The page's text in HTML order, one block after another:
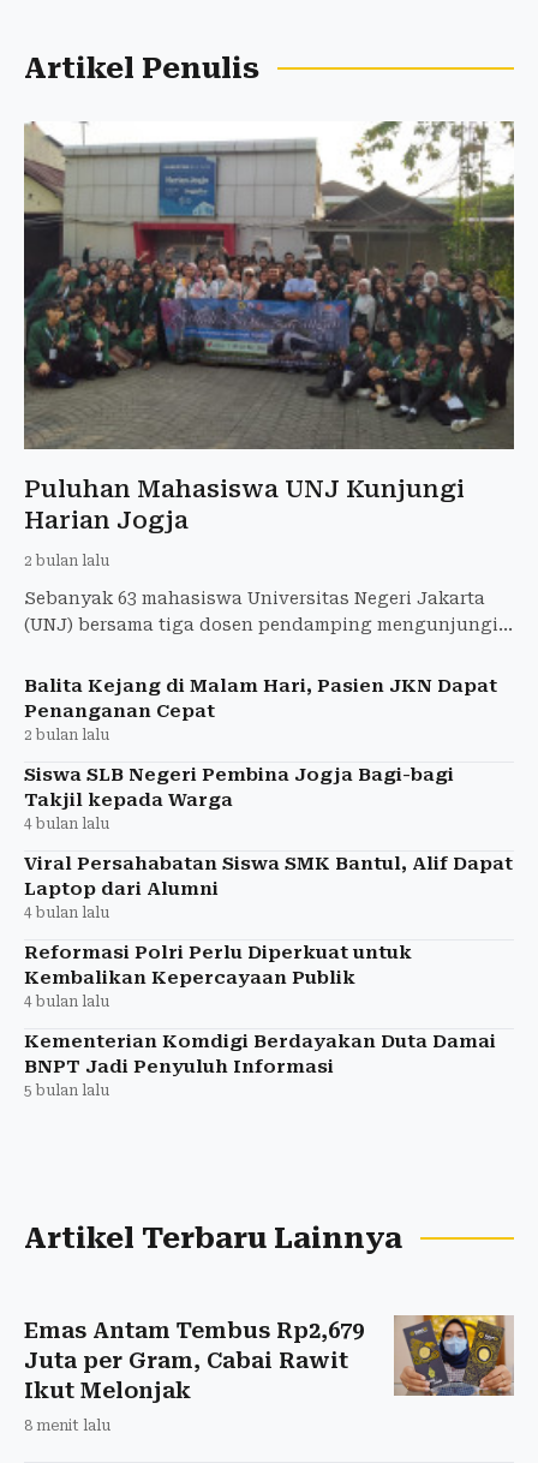
Artikel Penulis
Puluhan Mahasiswa UNJ Kunjungi
Harian Jogja
2 bulan lalu
Sebanyak 63 mahasiswa Universitas Negeri Jakarta
(UNJ) bersama tiga dosen pendamping mengunjungi
(21/5)
Balita Kejang di Malam Hari, Pasien JKN Dapat
Penanganan Cepat
2 bulan lalu
Siswa SLB Negeri Pembina Jogja Bagi-bagi
Takjil kepada Warga
4 bulan lalu
Viral Persahabatan Siswa SMK Bantul, Alif Dapat
Laptop dari Alumni
4 bulan lalu
Reformasi Polri Perlu Diperkuat untuk
Kembalikan Kepercayaan Publik
4 bulan lalu
Kementerian Komdigi Berdayakan Duta Damai
BNPT Jadi Penyuluh Informasi
5 bulan lalu
Artikel Terbaru Lainnya
Emas Antam Tembus Rp2,679
Juta per Gram, Cabai Rawit
Ikut Melonjak
8 menit lalu